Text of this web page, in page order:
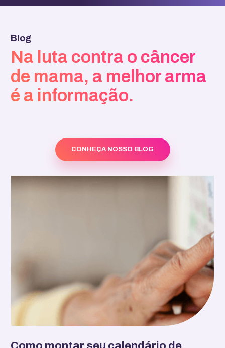
Blog
Na luta contra o câncer
de mama, a melhor arma
é a informação.
CONHEÇA NOSSO BLOG